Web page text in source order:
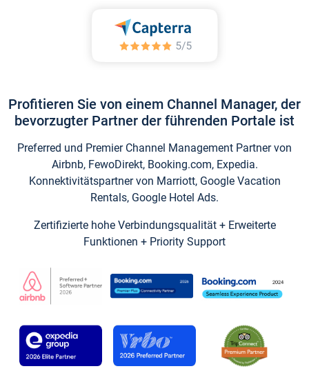
Profitieren Sie von einem Channel Manager, der
bevorzugter Partner der führenden Portale ist
Preferred und Premier Channel Management Partner von
Airbnb, FewoDirekt, Booking.com, Expedia.
Konnektivitätspartner von Marriott, Google Vacation
Rentals, Google Hotel Ads.
Zertifizierte hohe Verbindungsqualität + Erweiterte
Funktionen + Priority Support